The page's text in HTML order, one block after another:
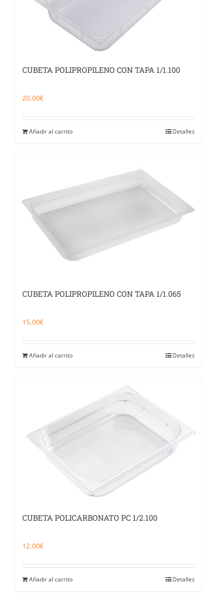
CUBETA POLIPROPILENO CON TAPA 1/1.100
20,00€
Añadir al carrito Detalles
CUBETA POLIPROPILENO CON TAPA 1/1.065
15,00€
Añadir al carrito Detalles
CUBETA POLICARBONATO PC 1/2.100
12,00€
Añadir al carrito Detalles